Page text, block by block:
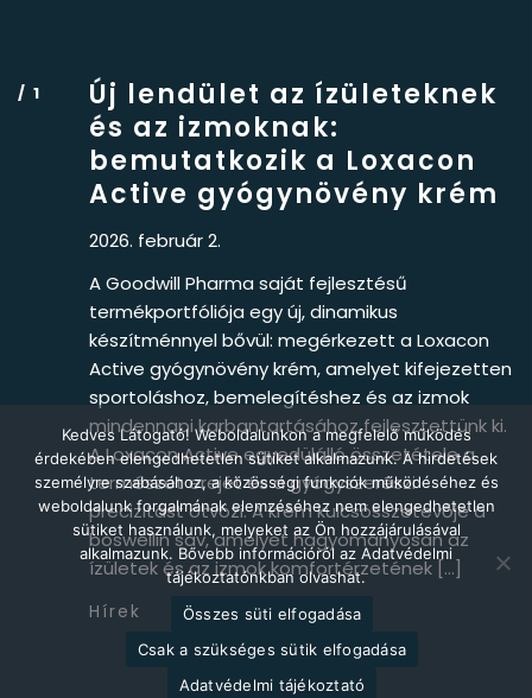
Új lendület az ízületeknek
és az izmoknak:
bemutatkozik a Loxacon
Active gyógynövény krém
2026. február 2.
A Goodwill Pharma saját fejlesztésű
termékportfóliója egy új, dinamikus
készítménnyel bővül: megérkezett a Loxacon
Active gyógynövény krém, amelyet kifejezetten
sportoláshoz, bemelegítéshez és az izmok
mindennapi karbantartásához fejlesztettünk ki.
A Loxacon Active egyedülálló összetétele a
természet erejét és a gyógyszerészi
precizitást ötvözi. A krém kulcsösszetevője a
boswellin sav, amelyet hagyományosan az
ízületek és az izmok komfortérzetének […]
Hírek
Kedves Látogató! Weboldalunkon a megfelelő működés
érdekében elengedhetetlen sütiket alkalmazunk. A hirdetések
személyre szabásához, a közösségi funkciók működéséhez és
weboldalunk forgalmának elemzéséhez nem elengedhetetlen
sütiket használunk, melyeket az Ön hozzájárulásával
alkalmazunk. Bővebb információról az Adatvédelmi
tájékoztatónkban olvashat.
Összes süti elfogadása
Csak a szükséges sütik elfogadása
Adatvédelmi tájékoztató